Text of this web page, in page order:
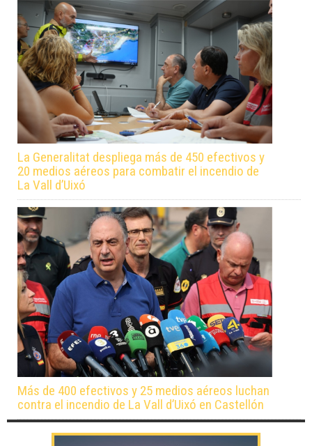
La Generalitat despliega más de 450 efectivos y
20 medios aéreos para combatir el incendio de
La Vall d’Uixó
Más de 400 efectivos y 25 medios aéreos luchan
contra el incendio de La Vall d’Uixó en Castellón